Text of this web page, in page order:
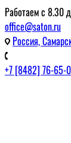
Работаем с 8.30
office@saton.ru
Россия,
+7 [8482] 76-65-